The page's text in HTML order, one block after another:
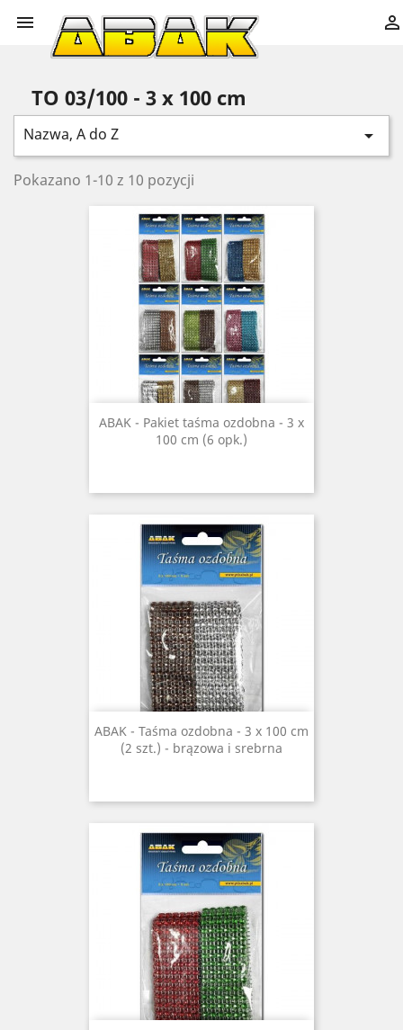
 
TO 03/100 - 3 x 100 cm
Nazwa, A do Z 
Pokazano 1-10 z 10 pozycji
ABAK - Pakiet taśma ozdobna - 3 x
100 cm (6 opk.)
ABAK - Taśma ozdobna - 3 x 100 cm
(2 szt.) - brązowa i srebrna